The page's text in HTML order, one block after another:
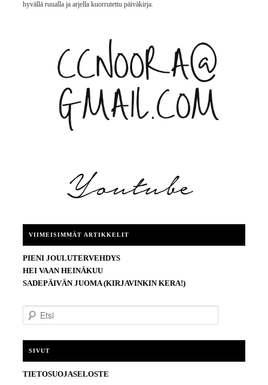
hyvällä ruualla ja arjella kuorrutettu päiväkirja.
VIIMEISIMMÄT ARTIKKELIT
PIENI JOULUTERVEHDYS
HEI VAAN HEINÄKUU
SADEPÄIVÄN JUOMA (KIRJAVINKIN KERA!)
SIVUT
TIETOSUOJASELOSTE